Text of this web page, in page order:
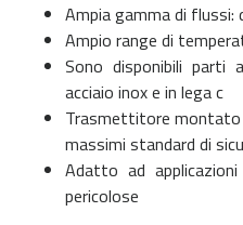
Ampia gamma di
Ampio range di
Sono disponibili
acciaio inox e in lega c
Trasmettitore montato
massimi standard di
Adatto ad
pericolose